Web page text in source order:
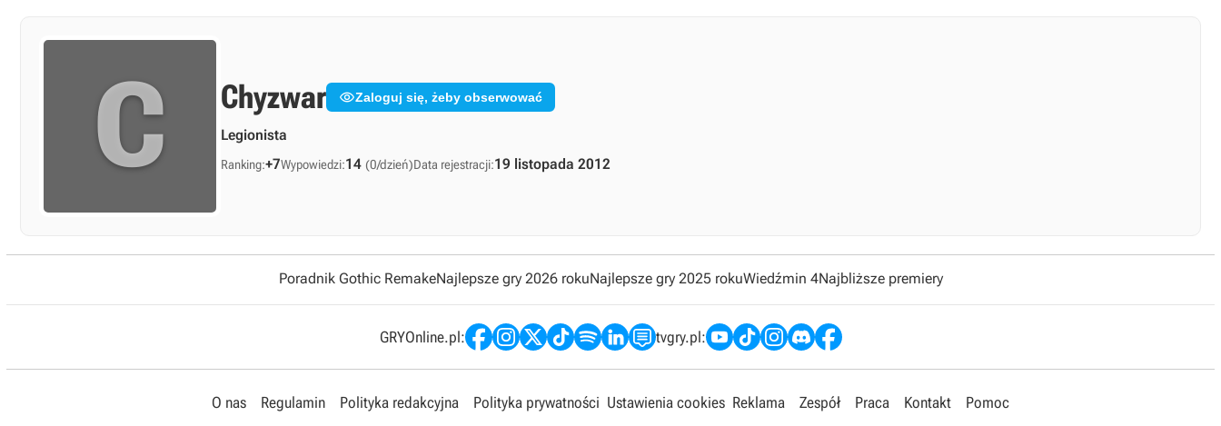
C Chyzwar Zaloguj się, żeby obserwować
Legionista
Ranking:+7Wypowiedzi:14 (0/dzień)Data rejestracji:19 listopada 2012
Poradnik Gothic RemakeNajlepsze gry 2026 rokuNajlepsze gry 2025 rokuWiedźmin 4Najbliższe premiery
GRYOnline.pl: tvgry.pl:
O nas Regulamin Polityka redakcyjna Polityka prywatności Ustawienia cookies Reklama Zespół Praca Kontakt Pomoc